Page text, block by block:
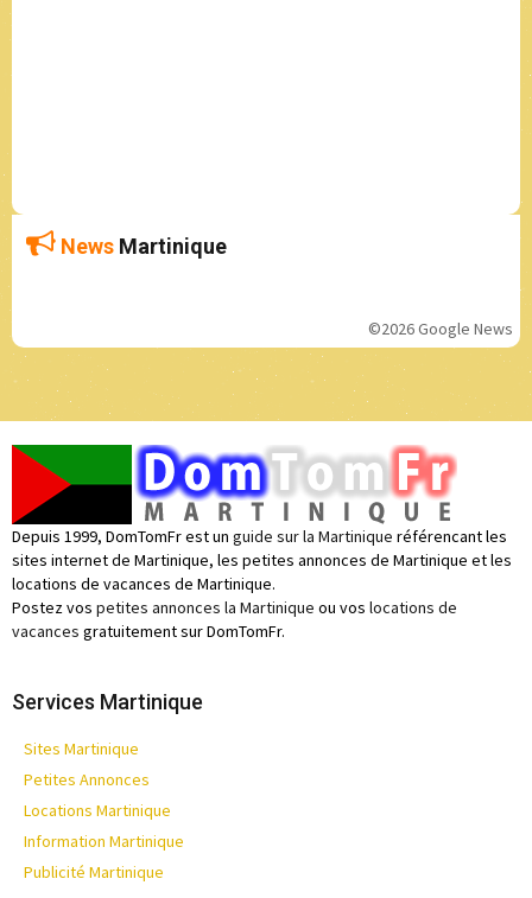
News Martinique
©2026 Google News
Depuis 1999, DomTomFr est un guide sur la Martinique référencant les
sites internet de Martinique, les petites annonces de Martinique et les
locations de vacances de Martinique.
Postez vos petites annonces la Martinique ou vos locations de
vacances gratuitement sur DomTomFr.
Services Martinique
Sites Martinique
Petites Annonces
Locations Martinique
Information Martinique
Publicité Martinique